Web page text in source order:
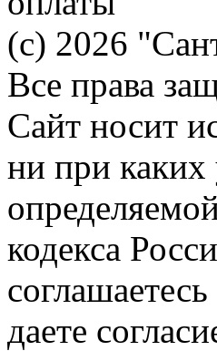
(c) 2026
Все права
Сайт носит
ни при каких
кодекса
даете